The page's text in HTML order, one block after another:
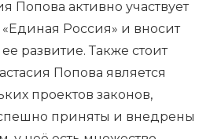
Попова активно участвует
«Единая Россия» и вносит
развитие. Также стоит
Попова является
проектов законов,
приняты и внедрены